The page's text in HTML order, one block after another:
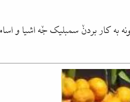
کار بردنٚ سمبلیک جٚه اشیا و